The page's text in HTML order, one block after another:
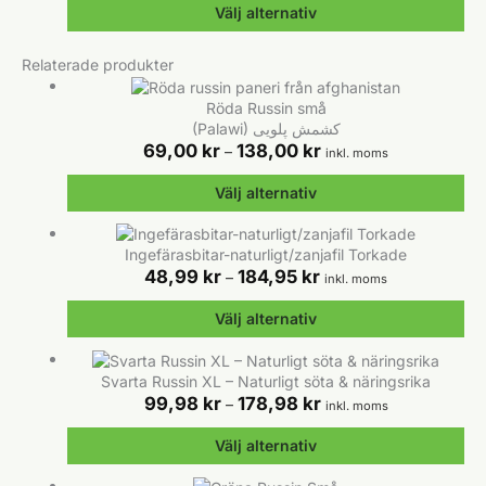
väljas
flera
varianter.
alternativen
kan
väljas
på
produktsidan
till
94,95 kr
Välj alternativ
produkten
har
flera
varianter.
De
olika
alternativen
kan
väljas
på
produktsidan
Relaterade produkter
Röda Russin små
(Palawi) کشمش پلویی
69,00 kr – 138,00 krPrisintervall:
138,00 kr
inkl. moms
Välj alternativ
Den
här
produkten
flera
varianter.
De
olika
alternativen
kan
väljas
produktsidan
Ingefärasbitar-naturligt/zanjafil Torkade
48,99 kr – 184,95 krPrisintervall:
184,95 kr
inkl. moms
Välj alternativ
Den
här
produkten
har
flera
varianter.
De
Svarta Russin XL – Naturligt söta & näringsrika
99,98 kr – 178,98 krPrisintervall:
178,98 kr
inkl. moms
Välj alternativ